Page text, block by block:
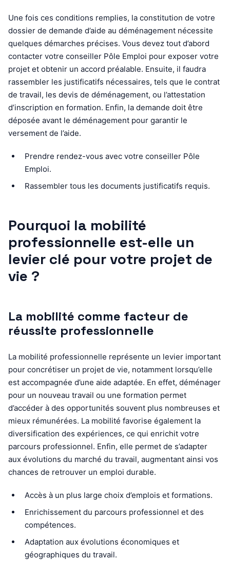
Une fois ces conditions remplies, la constitution de votre
dossier de demande d’aide au déménagement nécessite
quelques démarches précises. Vous devez tout d’abord
contacter votre conseiller Pôle Emploi pour exposer votre
projet et obtenir un accord préalable. Ensuite, il faudra
rassembler les justificatifs nécessaires, tels que le contrat
de travail, les devis de déménagement, ou l’attestation
d’inscription en formation. Enfin, la demande doit être
déposée avant le déménagement pour garantir le
versement de l’aide.
Prendre rendez-vous avec votre conseiller Pôle
Emploi.
Rassembler tous les documents justificatifs requis.
Pourquoi la mobilité
professionnelle est-elle un
levier clé pour votre projet de
vie ?
La mobilité comme facteur de
réussite professionnelle
La mobilité professionnelle représente un levier important
pour concrétiser un projet de vie, notamment lorsqu’elle
est accompagnée d’une aide adaptée. En effet, déménager
pour un nouveau travail ou une formation permet
d’accéder à des opportunités souvent plus nombreuses et
mieux rémunérées. La mobilité favorise également la
diversification des expériences, ce qui enrichit votre
parcours professionnel. Enfin, elle permet de s’adapter
aux évolutions du marché du travail, augmentant ainsi vos
chances de retrouver un emploi durable.
Accès à un plus large choix d’emplois et formations.
Enrichissement du parcours professionnel et des
compétences.
Adaptation aux évolutions économiques et
géographiques du travail.